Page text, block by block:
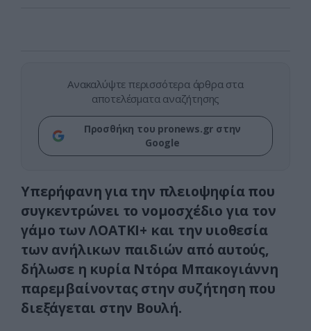
Ανακαλύψτε περισσότερα άρθρα στα
αποτελέσματα αναζήτησης
Προσθήκη του pronews.gr στην
Google
Υπερήφανη για την πλειοψηφία που
συγκεντρώνει το νομοσχέδιο για τον
γάμο των ΛΟΑΤΚΙ+ και την υιοθεσία
των ανήλικων παιδιών από αυτούς,
δήλωσε η κυρία Ντόρα Μπακογιάννη
παρεμβαίνοντας στην συζήτηση που
διεξάγεται στην Βουλή.